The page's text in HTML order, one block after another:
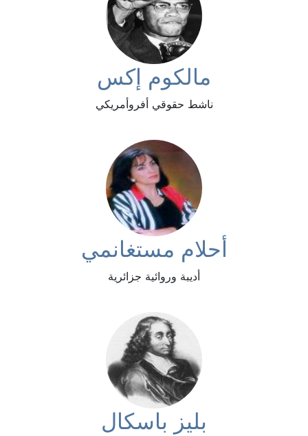
مالكوم إكس
ناشط حقوقي أفروأمريكي
أحلام مستغانمي
أديبة وروائية جزائرية
بليز باسكال